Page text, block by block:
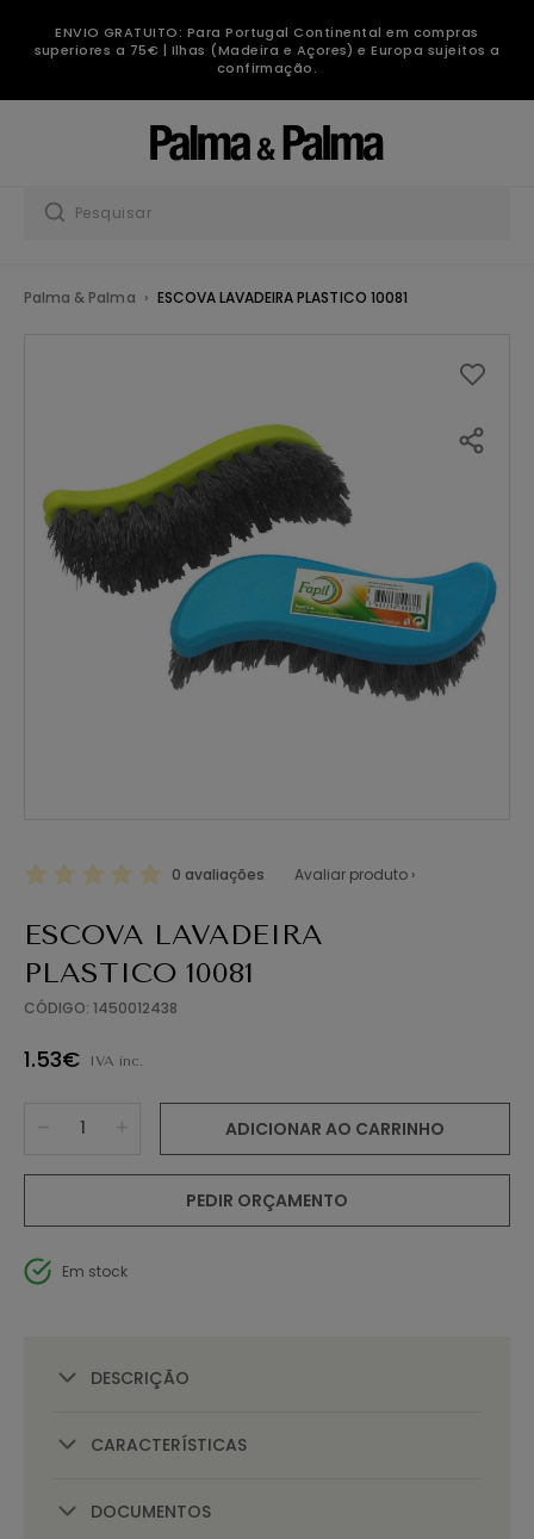
ENVIO GRATUITO: Para Portugal Continental em compras
superiores a 75€ | Ilhas (Madeira e Açores) e Europa sujeitos a
confirmação.
Palma & Palma ESCOVA LAVADEIRA PLASTICO 10081
0 avaliações Avaliar produto ›
ESCOVA LAVADEIRA
PLASTICO 10081
CÓDIGO: 1450012438
1.53€ IVA inc.
ADICIONAR AO CARRINHO
PEDIR ORÇAMENTO
Em stock
DESCRIÇÃO
CARACTERÍSTICAS
DOCUMENTOS